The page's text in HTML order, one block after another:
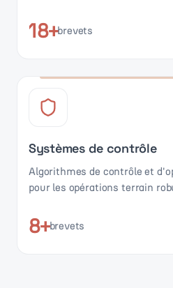
18+brevets
Systèmes de contrôle
Algorithmes de contrôle et
pour les opérations terrain
8+brevets